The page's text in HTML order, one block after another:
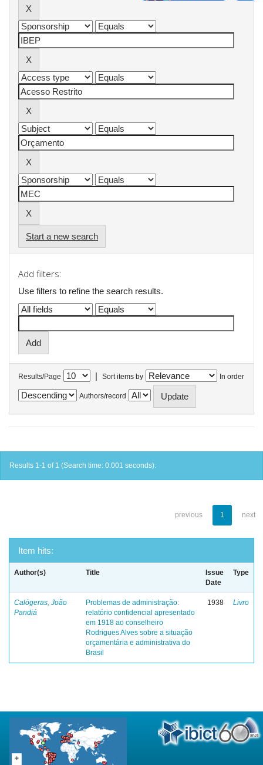
Start a new search
Add filters:
Use filters to refine the search results.
Results/Page | Sort items by In order
Authors/record
Results 1-1 of 1 (Search time: 0.001 seconds).
previous 1 next
Item hits:
Author(s) Title
Issue
Date
Type
Calógeras, João
Pandiá
Problemas de administração:
relatório confidencial apresentado
em 1918 ao conselheiro
Rodrigues Alves sobre a situação
orçamentária e administrativa do
Brasil
1938 Livro